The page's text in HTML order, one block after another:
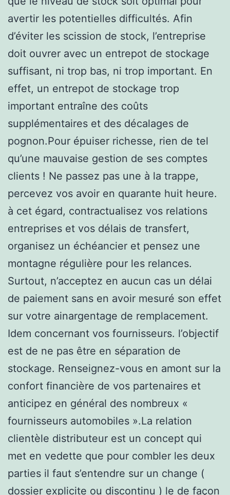
avertir les potentielles difficultés. Afin
d’éviter les scission de stock, l’entreprise
doit ouvrer avec un entrepot de stockage
suffisant, ni trop bas, ni trop important. En
effet, un entrepot de stockage trop
important entraîne des coûts
supplémentaires et des décalages de
pognon.Pour épuiser richesse, rien de tel
qu’une mauvaise gestion de ses comptes
clients ! Ne passez pas une à la trappe,
percevez vos avoir en quarante huit heure.
à cet égard, contractualisez vos relations
entreprises et vos délais de transfert,
organisez un échéancier et pensez une
montagne régulière pour les relances.
Surtout, n’acceptez en aucun cas un délai
de paiement sans en avoir mesuré son effet
sur votre ainargentage de remplacement.
Idem concernant vos fournisseurs. l’objectif
est de ne pas être en séparation de
stockage. Renseignez-vous en amont sur la
confort financière de vos partenaires et
anticipez en général des nombreux «
fournisseurs automobiles ».La relation
clientèle distributeur est un concept qui
met en vedette que pour combler les deux
parties il faut s’entendre sur un change (
dossier explicite ou discontinu ) le de façon